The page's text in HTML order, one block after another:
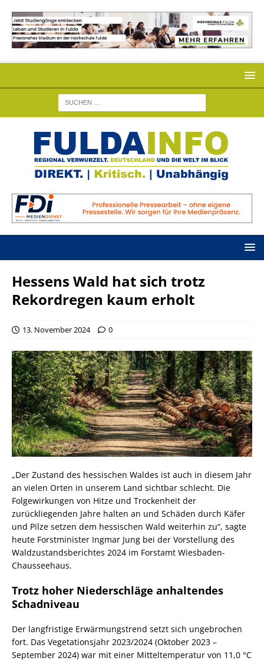
Hessens Wald hat sich trotz
Rekordregen kaum erholt
13. November 2024 0
„Der Zustand des hessischen Waldes ist auch in diesem Jahr
an vielen Orten in unserem Land sichtbar schlecht. Die
Folgewirkungen von Hitze und Trockenheit der
zurückliegenden Jahre halten an und Schäden durch Käfer
und Pilze setzen dem hessischen Wald weiterhin zu“, sagte
heute Forstminister Ingmar Jung bei der Vorstellung des
Waldzustandsberichtes 2024 im Forstamt Wiesbaden-
Chausseehaus.
Trotz hoher Niederschläge anhaltendes
Schadniveau
Der langfristige Erwärmungstrend setzt sich ungebrochen
fort. Das Vegetationsjahr 2023/2024 (Oktober 2023 –
September 2024) war mit einer Mitteltemperatur von 11,0 °C